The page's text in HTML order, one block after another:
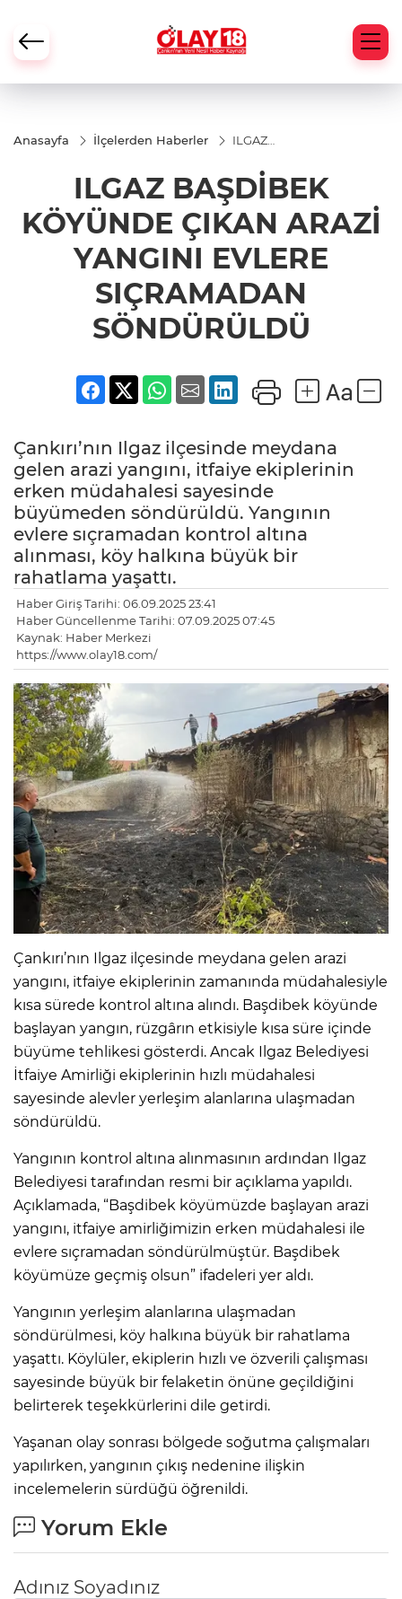
Anasayfa İlçelerden Haberler
ILGAZ
KÖYÜNDE
ÇIKAN ARAZİ
YANGINI
EVLERE
SIÇRAMADAN
ILGAZ BAŞDİBEK
KÖYÜNDE ÇIKAN ARAZİ
YANGINI EVLERE
SIÇRAMADAN
SÖNDÜRÜLDÜ
Çankırı’nın Ilgaz ilçesinde meydana
gelen arazi yangını, itfaiye ekiplerinin
erken müdahalesi sayesinde
büyümeden söndürüldü. Yangının
evlere sıçramadan kontrol altına
alınması, köy halkına büyük bir
rahatlama yaşattı.
Haber Giriş Tarihi: 06.09.2025 23:41
Haber Güncellenme Tarihi: 07.09.2025 07:45
Kaynak: Haber Merkezi
https://www.olay18.com/
Çankırı’nın Ilgaz ilçesinde meydana gelen arazi
yangını, itfaiye ekiplerinin zamanında müdahalesiyle
kısa sürede kontrol altına alındı. Başdibek köyünde
başlayan yangın, rüzgârın etkisiyle kısa süre içinde
büyüme tehlikesi gösterdi. Ancak Ilgaz Belediyesi
İtfaiye Amirliği ekiplerinin hızlı müdahalesi
sayesinde alevler yerleşim alanlarına ulaşmadan
söndürüldü.
Yangının kontrol altına alınmasının ardından Ilgaz
Belediyesi tarafından resmi bir açıklama yapıldı.
Açıklamada, “Başdibek köyümüzde başlayan arazi
yangını, itfaiye amirliğimizin erken müdahalesi ile
evlere sıçramadan söndürülmüştür. Başdibek
köyümüze geçmiş olsun” ifadeleri yer aldı.
Yangının yerleşim alanlarına ulaşmadan
söndürülmesi, köy halkına büyük bir rahatlama
yaşattı. Köylüler, ekiplerin hızlı ve özverili çalışması
sayesinde büyük bir felaketin önüne geçildiğini
belirterek teşekkürlerini dile getirdi.
Yaşanan olay sonrası bölgede soğutma çalışmaları
yapılırken, yangının çıkış nedenine ilişkin
incelemelerin sürdüğü öğrenildi.
Yorum Ekle
Adınız Soyadınız